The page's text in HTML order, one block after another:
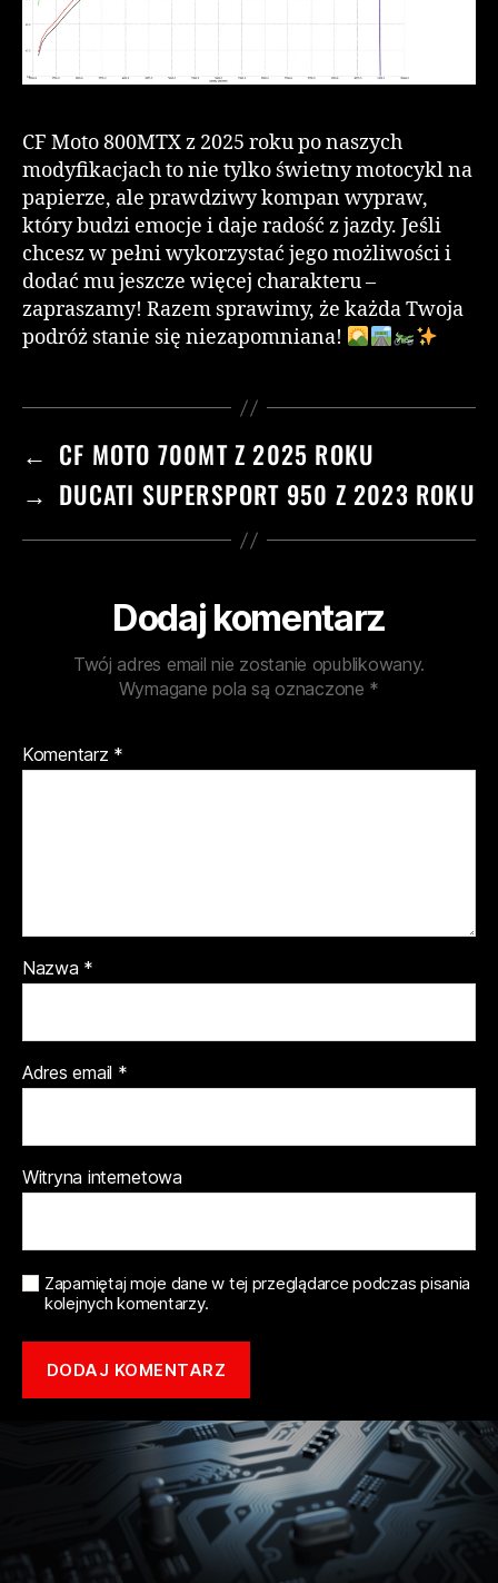
CF Moto 800MTX z 2025 roku po naszych
modyfikacjach to nie tylko świetny motocykl na
papierze, ale prawdziwy kompan wypraw,
który budzi emocje i daje radość z jazdy. Jeśli
chcesz w pełni wykorzystać jego możliwości i
dodać mu jeszcze więcej charakteru –
zapraszamy! Razem sprawimy, że każda Twoja
podróż stanie się niezapomniana!
← CF MOTO 700MT Z 2025 ROKU
→ DUCATI SUPERSPORT 950 Z 2023 ROKU
Dodaj komentarz
Twój adres email nie zostanie opublikowany.
Wymagane pola są oznaczone *
Komentarz *
Nazwa *
Adres email *
Witryna internetowa
Zapamiętaj moje dane w tej przeglądarce podczas pisania
kolejnych komentarzy.
Copyright © 2021 mototune.com.pl |Polityka prywatności| Stworzone w
ramachatwi.pl